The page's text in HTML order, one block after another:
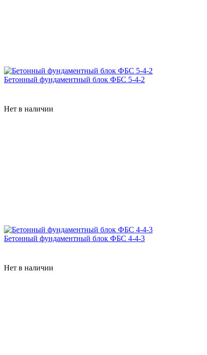
Бетонный фундаментный блок ФБС 5-4-2
Нет в наличии
Бетонный фундаментный блок ФБС 4-4-3
Нет в наличии